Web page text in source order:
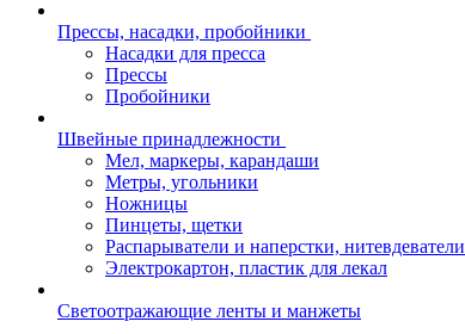
Прессы, насадки, пробойники
Насадки для пресса
Прессы
Пробойники
Швейные принадлежности
Мел, маркеры, карандаши
Метры, угольники
Ножницы
Пинцеты, щетки
Распарыватели и наперстки, нитевдеватели
Электрокартон, пластик для лекал
Светоотражающие ленты и манжеты